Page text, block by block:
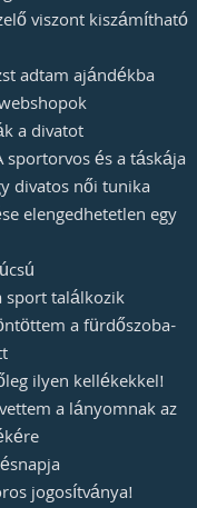
viszont kiszámítható
adtam ajándékba
a divatot
sportorvos és a táskája
divatos női tunika
elengedhetetlen egy
sport találkozik
a fürdőszoba-
ilyen kellékekkel!
a lányomnak az
jogosítványa!